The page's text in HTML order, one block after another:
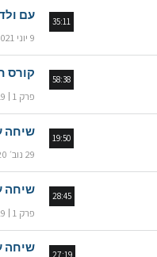
35:11
עם
9 יוני 2021
58:38
קורס
פרק 1 19
19:50
שיחה
29 נוב׳ 2020
28:45
שיחה
פרק 1 29
27:19
שיחה